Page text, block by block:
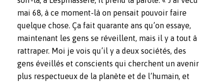
mai 68, à ce moment-là on pensait pouvoir faire
quelque chose. Ça fait quarante ans qu’on essaye,
maintenant les gens se réveillent, mais il y a tout à
rattraper. Moi je vois qu’il y a deux sociétés, des
gens éveillés et conscients qui cherchent un avenir
plus respectueux de la planète et de l’humain, et